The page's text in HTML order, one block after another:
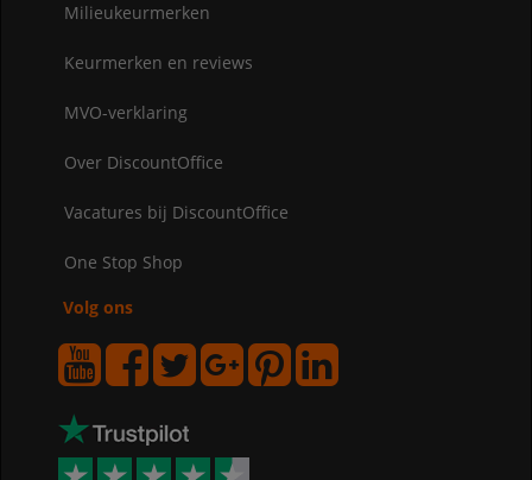
Milieukeurmerken
Keurmerken en reviews
MVO-verklaring
Over DiscountOffice
Vacatures bij DiscountOffice
One Stop Shop
Volg ons